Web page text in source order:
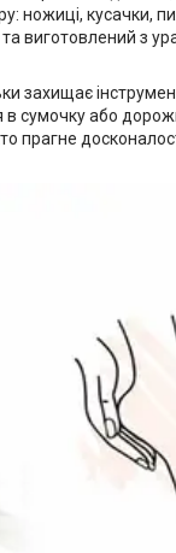
ножиці, кусачки,
виготовлений з
захищає
сумочку або